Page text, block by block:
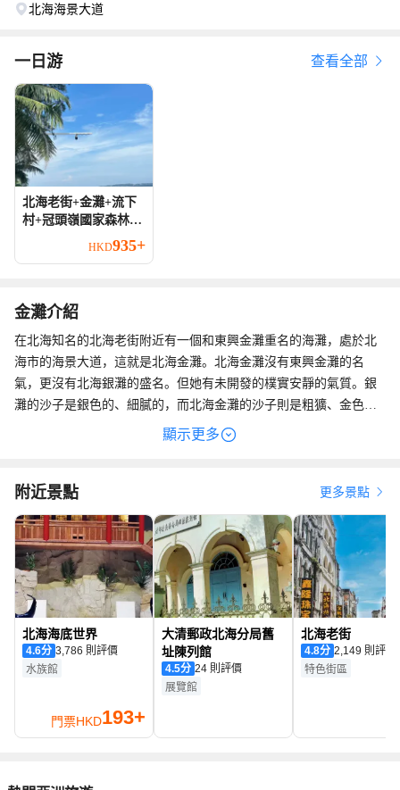
北海海景大道
一日游 查看全部
北海老街+金灘+流下
村+冠頭嶺國家森林公
園一日遊可中英文服
HKD935+
金灘介紹
在北海知名的北海老街附近有一個和東興金灘重名的海灘，處於北
海市的海景大道，這就是北海金灘。北海金灘沒有東興金灘的名
氣，更沒有北海銀灘的盛名。但她有未開發的樸實安靜的氣質。銀
灘的沙子是銀色的、細膩的，而北海金灘的沙子則是粗獷、金色
顯示更多
附近景點 更多景點
北海海底世界
4.6分
3,786 則評價
水族館
門票HKD193+
大清郵政北海分局舊
址陳列館
4.5分
24 則評價
展覽館
北海老街
4.8分
2,149 則評價
特色街區